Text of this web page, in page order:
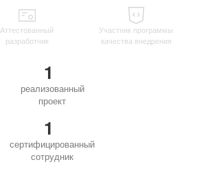
Аттестованный
разработчик
Участник программы
качества внедрения
1
реализованный
проект
1
сертифицированный
сотрудник